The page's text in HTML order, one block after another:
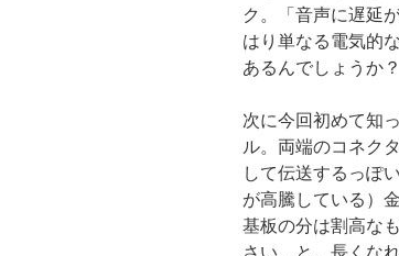
ク。「音声に遅延
はり単なる電気的
あるんでしょうか？
次に今回初めて知
ル。両端のコネク
して伝送するっぽ
が高騰している）
基板の分は割高な